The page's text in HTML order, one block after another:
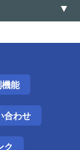
ラを入手す
全に電源を
能
合わせ
ク